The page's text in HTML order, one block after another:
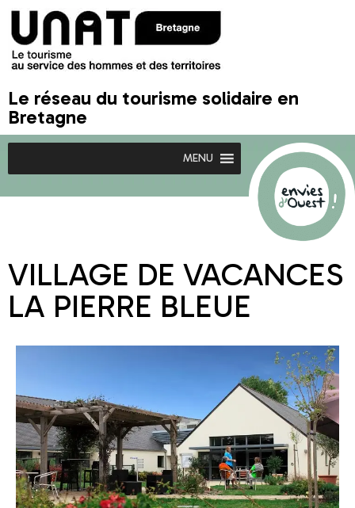
Le réseau du tourisme solidaire en
Bretagne
MENU
VILLAGE DE VACANCES
LA PIERRE BLEUE